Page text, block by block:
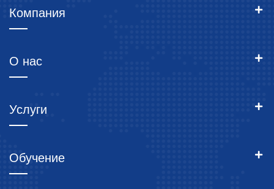
Компания
О нас
Услуги
Обучение